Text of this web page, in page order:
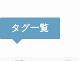
タグ一覧